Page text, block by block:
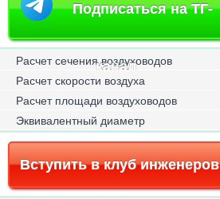
Подписаться на ТГ-
канал
Расчет сечения воздуховодов
Расчет скорости воздуха
Расчет площади воздуховодов
Эквивалентный диаметр
Вступить в клуб инженеров